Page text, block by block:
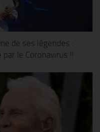
de ses légendes :
le Coronavirus !!